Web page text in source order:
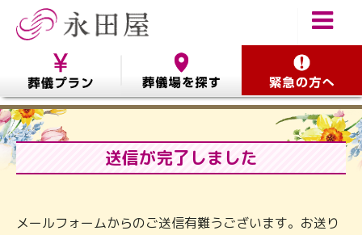
送信が完了しました
メールフォームからのご送信有難うございます。お送り